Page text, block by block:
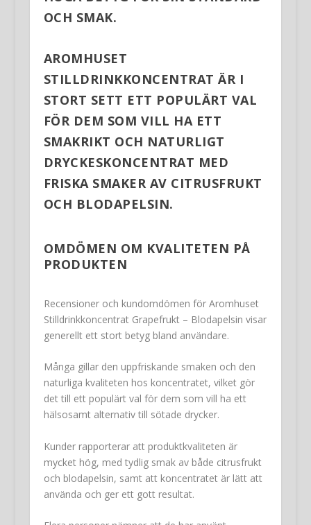
OCH SMAK.
AROMHUSET
STILLDRINKKONCENTRAT ÄR I
STORT SETT ETT POPULÄRT VAL
FÖR DEM SOM VILL HA ETT
SMAKRIKT OCH NATURLIGT
DRYCKESKONCENTRAT MED
FRISKA SMAKER AV CITRUSFRUKT
OCH BLODAPELSIN.
OMDÖMEN OM KVALITETEN PÅ
PRODUKTEN
Recensioner och kundomdömen för Aromhuset
Stilldrinkkoncentrat Grapefrukt – Blodapelsin visar
generellt ett stort betyg bland användare.
Många gillar den uppfriskande smaken och den
naturliga kvaliteten hos koncentratet, vilket gör
det till ett populärt val för dem som vill ha ett
hälsosamt alternativ till sötade drycker.
Kunder rapporterar att produktkvaliteten är
mycket hög, med tydlig smak av både citrusfrukt
och blodapelsin, samt att koncentratet är lätt att
använda och ger ett gott resultat.